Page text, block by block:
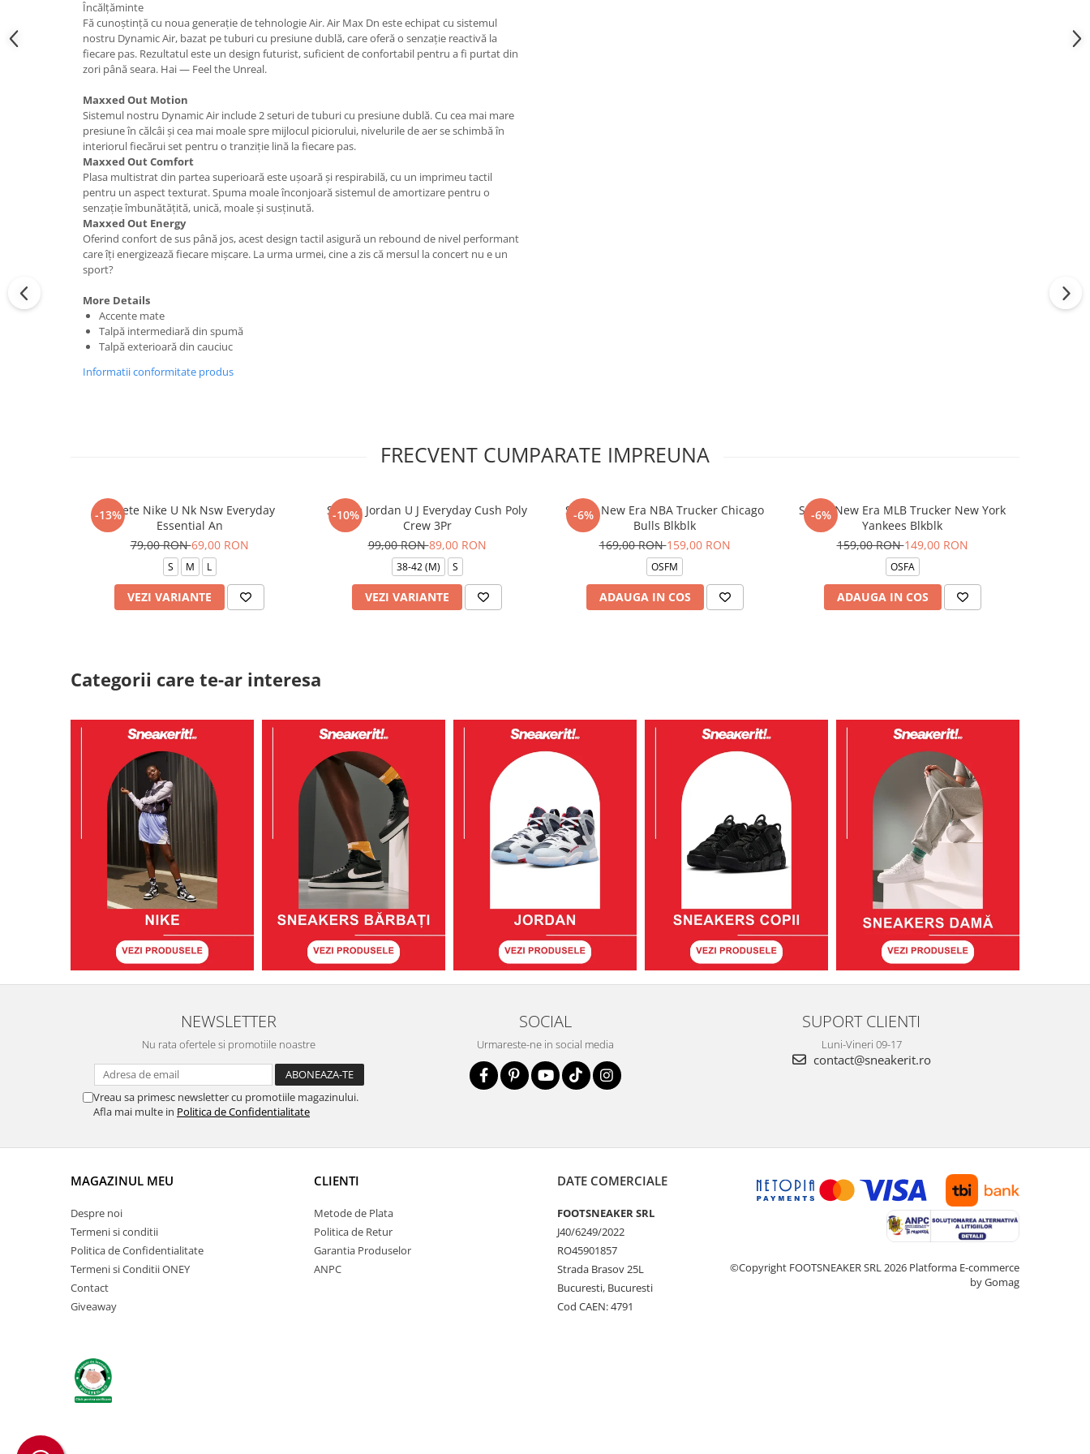
Încălțăminte
Fă cunoștință cu noua generație de tehnologie Air. Air Max Dn este echipat cu sistemul
nostru Dynamic Air, bazat pe tuburi cu presiune dublă, care oferă o senzație reactivă la
fiecare pas. Rezultatul este un design futurist, suficient de confortabil pentru a fi purtat din
zori până seara. Hai — Feel the Unreal.
Maxxed Out Motion
Sistemul nostru Dynamic Air include 2 seturi de tuburi cu presiune dublă. Cu cea mai mare
presiune în călcâi și cea mai moale spre mijlocul piciorului, nivelurile de aer se schimbă în
interiorul fiecărui set pentru o tranziție lină la fiecare pas.
Maxxed Out Comfort
Plasa multistrat din partea superioară este ușoară și respirabilă, cu un imprimeu tactil
pentru un aspect texturat. Spuma moale înconjoară sistemul de amortizare pentru o
senzație îmbunătățită, unică, moale și susținută.
Maxxed Out Energy
Oferind confort de sus până jos, acest design tactil asigură un rebound de nivel performant
care îți energizează fiecare mișcare. La urma urmei, cine a zis că mersul la concert nu e un
sport?
More Details
Accente mate
Talpă intermediară din spumă
Talpă exterioară din cauciuc
Informatii conformitate produs
FRECVENT CUMPARATE IMPREUNA
-13%
Sosete Nike U Nk Nsw Everyday
Essential An
79,00 RON69,00 RON
S M L
VEZI VARIANTE
-10%
Sosete Jordan U J Everyday Cush Poly
Crew 3Pr
99,00 RON89,00 RON
38-42 (M) S
VEZI VARIANTE
-6%
Sapca New Era NBA Trucker Chicago
Bulls Blkblk
169,00 RON159,00 RON
OSFM
ADAUGA IN COS
-6%
Sapca New Era MLB Trucker New York
Yankees Blkblk
159,00 RON149,00 RON
OSFA
ADAUGA IN COS
Categorii care te-ar interesa
NEWSLETTER
Nu rata ofertele si promotiile noastre
Vreau sa primesc newsletter cu promotiile magazinului.
Afla mai multe in Politica de Confidentialitate
SOCIAL
Urmareste-ne in social media
SUPORT CLIENTI
Luni-Vineri 09-17
contact@sneakerit.ro
MAGAZINUL MEU
Despre noi
Termeni si conditii
Politica de Confidentialitate
Termeni si Conditii ONEY
Contact
Giveaway
CLIENTI
Metode de Plata
Politica de Retur
Garantia Produselor
ANPC
DATE COMERCIALE
FOOTSNEAKER SRL
J40/6249/2022
RO45901857
Strada Brasov 25L
Bucuresti, Bucuresti
Cod CAEN: 4791
©Copyright FOOTSNEAKER SRL 2026 Platforma E-commerce
by Gomag